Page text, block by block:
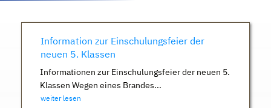
Information zur Einschulungsfeier der
neuen 5. Klassen
Informationen zur Einschulungsfeier der neuen 5.
Klassen Wegen eines Brandes...
weiter lesen